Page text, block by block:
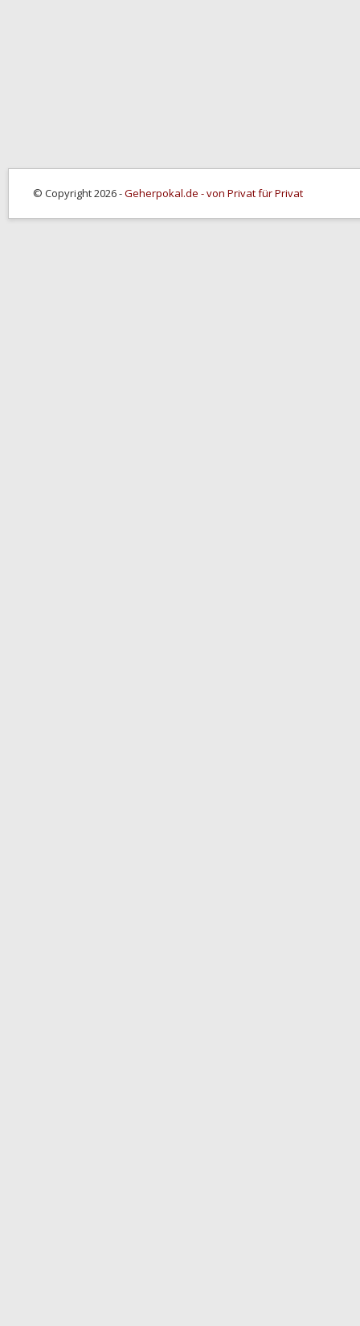
© Copyright 2026 -Geherpokal.de - von Privat für Privat